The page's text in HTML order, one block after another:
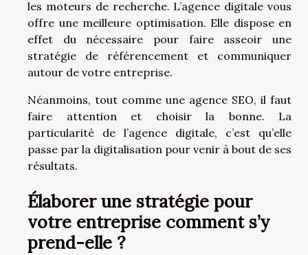
les moteurs de recherche. L’agence digitale vous
offre une meilleure optimisation. Elle dispose en
effet du nécessaire pour faire asseoir une
stratégie de référencement et communiquer
autour de votre entreprise.
Néanmoins, tout comme une agence SEO, il faut
faire attention et choisir la bonne. La
particularité de l’agence digitale, c’est qu’elle
passe par la digitalisation pour venir à bout de ses
résultats.
Élaborer une stratégie pour
votre entreprise comment s’y
prend-elle ?